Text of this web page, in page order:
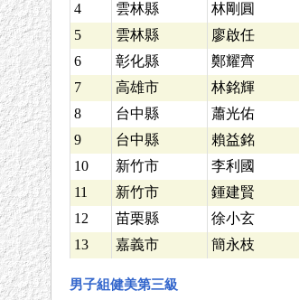
4
雲林縣 林剛圓
5
雲林縣 廖啟任
6
彰化縣 鄭耀齊
7
高雄市 林銘輝
8
台中縣 蕭光佑
9
台中縣 賴益銘
10
新竹市 李利國
11
新竹市 鍾建賢
12
苗栗縣 徐小玄
13
嘉義市 簡永枝
男子組健美第三級